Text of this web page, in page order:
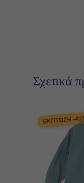
Σχετικά
ΕΚΠΤΩΣΗ -